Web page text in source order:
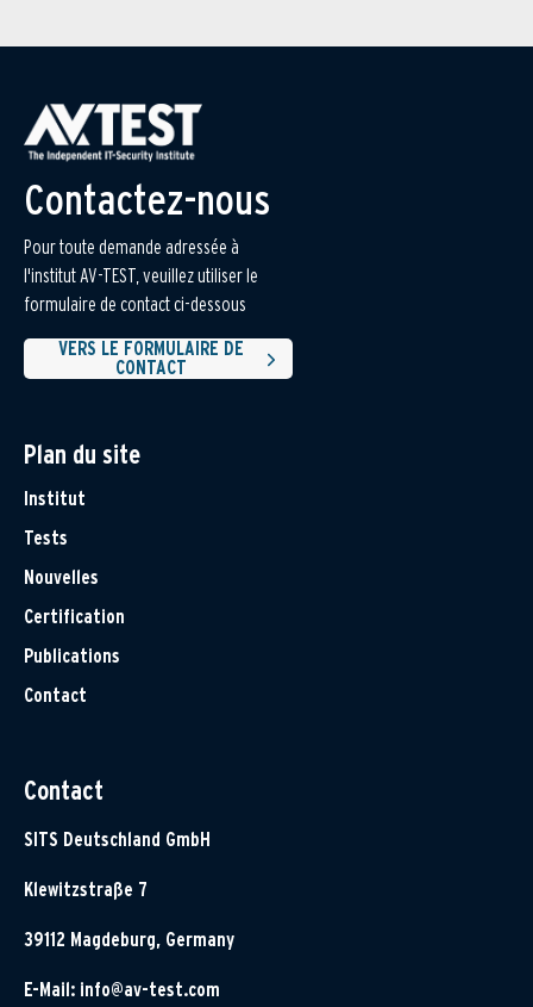
Contactez-nous
Pour toute demande adressée à
l'institut AV-TEST, veuillez utiliser le
formulaire de contact ci-dessous
VERS LE FORMULAIRE DE
CONTACT
Plan du site
Institut
Tests
Nouvelles
Certification
Publications
Contact
Contact
SITS Deutschland GmbH
Klewitzstraße 7
39112 Magdeburg, Germany
E-Mail: info@av-test.com